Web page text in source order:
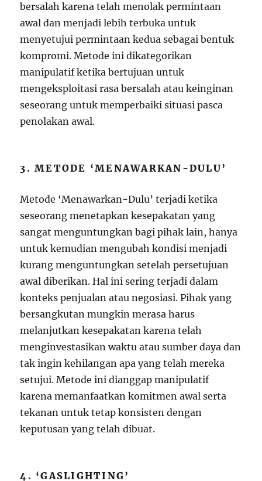
bersalah karena telah menolak permintaan
awal dan menjadi lebih terbuka untuk
menyetujui permintaan kedua sebagai bentuk
kompromi. Metode ini dikategorikan
manipulatif ketika bertujuan untuk
mengeksploitasi rasa bersalah atau keinginan
seseorang untuk memperbaiki situasi pasca
penolakan awal.
3. METODE ‘MENAWARKAN-DULU’
Metode ‘Menawarkan-Dulu’ terjadi ketika
seseorang menetapkan kesepakatan yang
sangat menguntungkan bagi pihak lain, hanya
untuk kemudian mengubah kondisi menjadi
kurang menguntungkan setelah persetujuan
awal diberikan. Hal ini sering terjadi dalam
konteks penjualan atau negosiasi. Pihak yang
bersangkutan mungkin merasa harus
melanjutkan kesepakatan karena telah
menginvestasikan waktu atau sumber daya dan
tak ingin kehilangan apa yang telah mereka
setujui. Metode ini dianggap manipulatif
karena memanfaatkan komitmen awal serta
tekanan untuk tetap konsisten dengan
keputusan yang telah dibuat.
4. ‘GASLIGHTING’